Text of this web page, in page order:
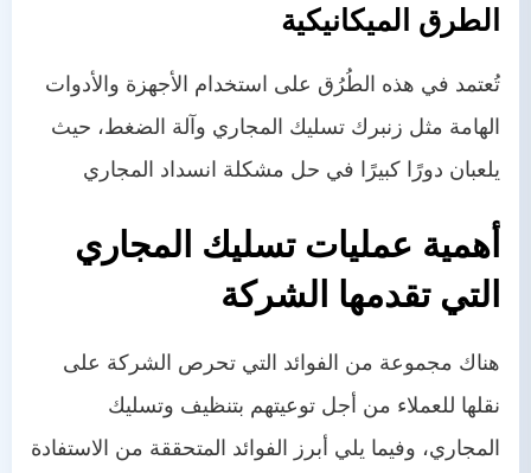
الطرق الميكانيكية
تُعتمد في هذه الطُرُق على استخدام الأجهزة والأدوات
الهامة مثل زنبرك تسليك المجاري وآلة الضغط، حيث
يلعبان دورًا كبيرًا في حل مشكلة انسداد المجاري
أهمية عمليات تسليك المجاري
التي تقدمها الشركة
هناك مجموعة من الفوائد التي تحرص الشركة على
نقلها للعملاء من أجل توعيتهم بتنظيف وتسليك
المجاري، وفيما يلي أبرز الفوائد المتحققة من الاستفادة